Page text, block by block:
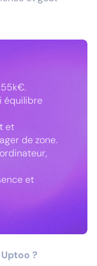
équilibre
et
de zone.
et
?